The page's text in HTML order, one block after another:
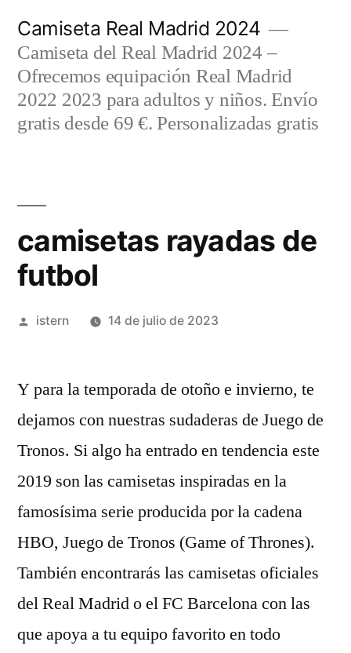
contenido
Camiseta Real Madrid 2024
Camiseta del Real Madrid 2024 –
Ofrecemos equipación Real Madrid
2022 2023 para adultos y niños. Envío
gratis desde 69 €. Personalizadas gratis
camisetas rayadas de
futbol
Publicado
istern 14 de julio de 2023
Y para la temporada de otoño e invierno, te
dejamos con nuestras sudaderas de Juego de
Tronos. Si algo ha entrado en tendencia este
2019 son las camisetas inspiradas en la
famosísima serie producida por la cadena
HBO, Juego de Tronos (Game of Thrones).
También encontrarás las camisetas oficiales
del Real Madrid o el FC Barcelona con las
que apoya a tu equipo favorito en todo